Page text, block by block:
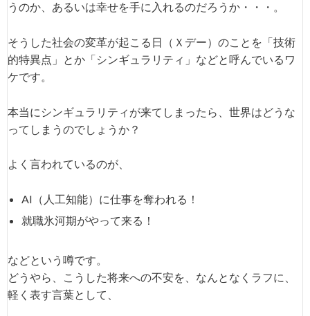
うのか、あるいは幸せを手に入れるのだろうか・・・。
そうした社会の変革が起こる日（Ｘデー）のことを「技術
的特異点」とか「シンギュラリティ」などと呼んでいるワ
ケです。
本当にシンギュラリティが来てしまったら、世界はどうな
ってしまうのでしょうか？
よく言われているのが、
AI（人工知能）に仕事を奪われる！
就職氷河期がやって来る！
などという噂です。
どうやら、こうした将来への不安を、なんとなくラフに、
軽く表す言葉として、